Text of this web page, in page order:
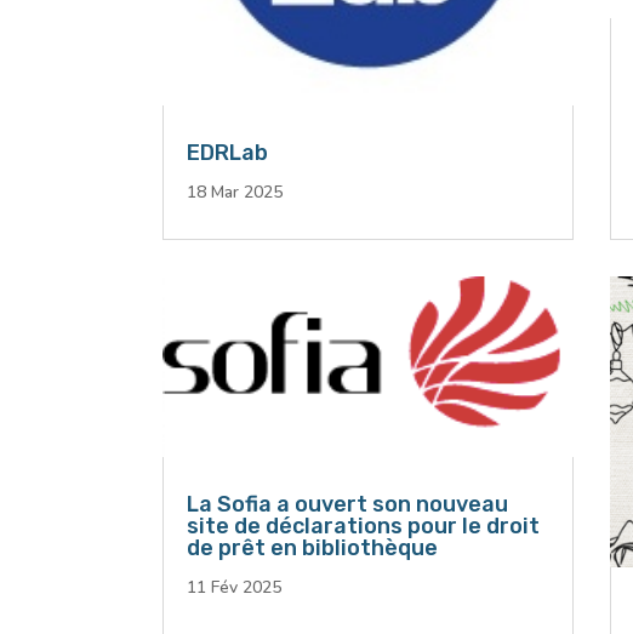
EDRLab
18 Mar 2025
La Sofia a ouvert son nouveau
site de déclarations pour le droit
de prêt en bibliothèque
11 Fév 2025